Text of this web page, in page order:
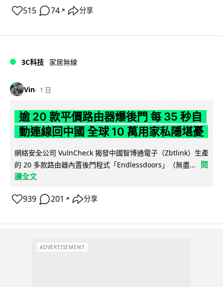
515 74 ↗ 分享
3C科技 家居無線
Vin 1 日
逾 20 款平價路由器爆後門 每 35 秒自
動連線回中國 全球 10 萬用家私隱堪憂
網絡安全公司 VulnCheck 揭發中國智博通電子（Zbtlink）生產
的 20 多款路由器內置後門程式「Endlessdoors」（無盡...
閱
讀全文
939 201 ↗ 分享
ADVERTISEMENT